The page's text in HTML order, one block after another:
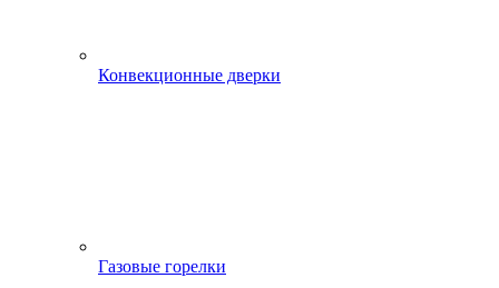
Конвекционные дверки
Газовые горелки